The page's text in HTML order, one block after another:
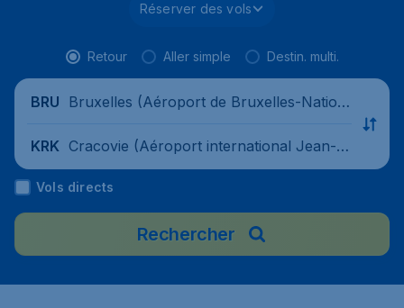
Réserver des vols
Retour Aller simple Destin. multi.
BRU Bruxelles (Aéroport de Bruxelles-Nation
KRK Cracovie (Aéroport international Jean-P
aul II), Pologne
Vols directs
Rechercher